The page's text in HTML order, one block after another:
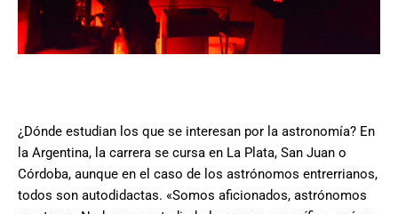
¿Dónde estudian los que se interesan por la astronomía? En
la Argentina, la carrera se cursa en La Plata, San Juan o
Córdoba, aunque en el caso de los astrónomos entrerrianos,
todos son autodidactas. «Somos aficionados, astrónomos